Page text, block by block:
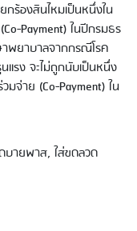
ร้องสินไหมเป็นหนึ่งใน
Payment) ในปีกรมธร
าพยาบาลจากกรณีโรค
แรง จะไม่ถูกนับเป็นหนึ่ง
มจ่าย (Co-Payment) ใน
บายพาส, ใส่ขดลวด